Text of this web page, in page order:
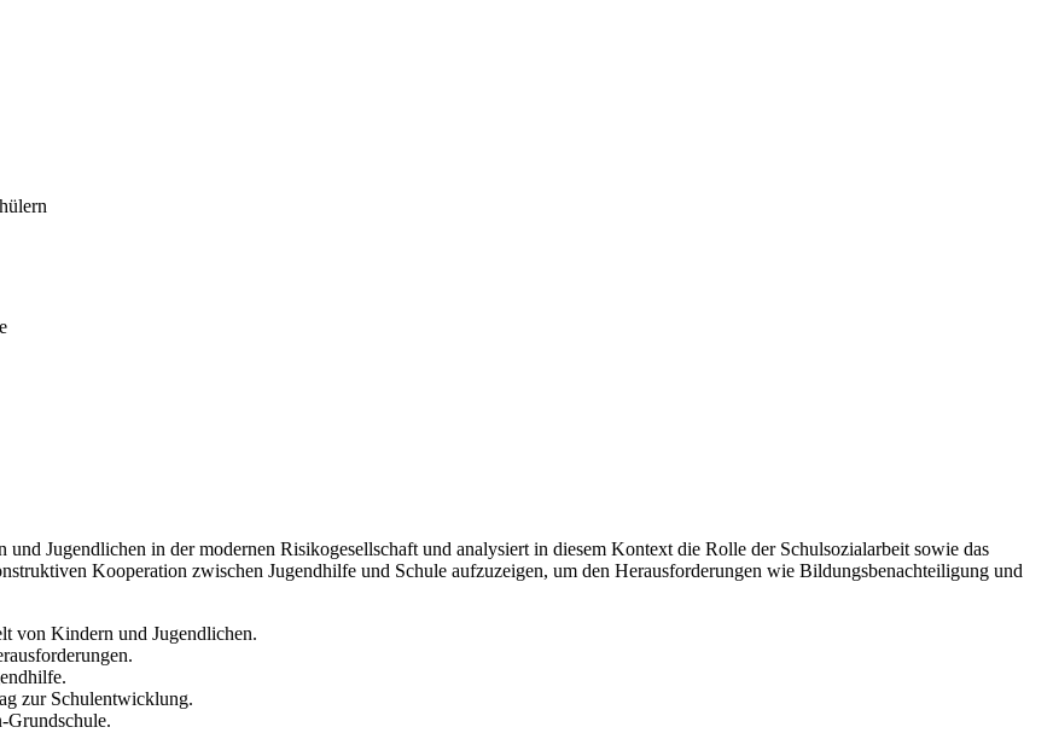
Jugendlichen in der modernen Risikogesellschaft und analysiert in diesem Kontext die Rolle der Schulsozialarbeit sowie das
Kooperation zwischen Jugendhilfe und Schule aufzuzeigen, um den Herausforderungen wie Bildungsbenachteiligung und
von Kindern und Jugendlichen.
zur Schulentwicklung.
Grundschule.